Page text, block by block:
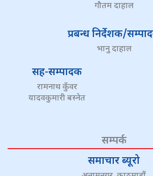
गौतम दाहाल
प्रबन्ध निर्देशक/
भानु दाहाल
सह-सम्पादक
रामनाथ कुँवर
यादवकुमारी बस्नेत
सम्पर्क
समाचार ब्यूरो